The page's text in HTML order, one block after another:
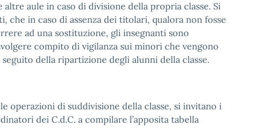
aule in caso di divisione della propria classe. Si
che in caso di assenza dei titolari, qualora non fosse
ad una sostituzione, gli insegnanti sono
compito di vigilanza sui minori che vengono
della ripartizione degli alunni della classe.
operazioni di suddivisione della classe, si invitano i
dei C.d.C. a compilare l’apposita tabella